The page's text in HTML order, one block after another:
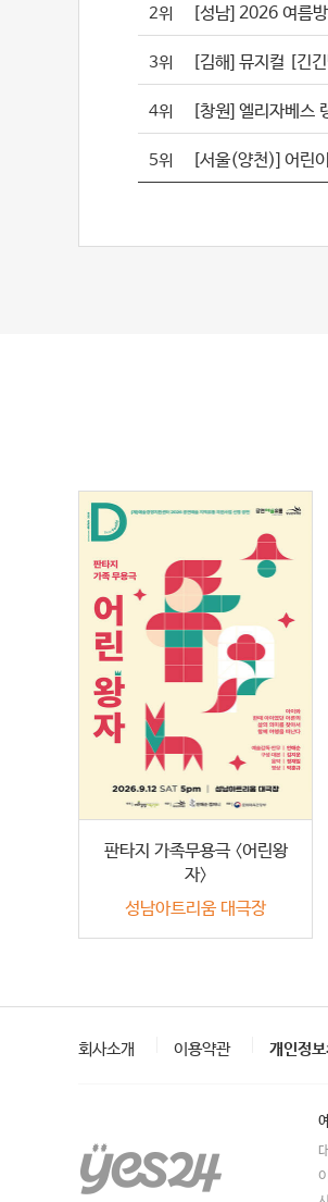
2위 [성남] 2026 여름
3위 [김해] 뮤지컬 [긴
4위 [창원] 엘리자베스
5위
판타지 가족무용극 〈어린왕
자〉
성남아트리움 대극장
회사소개 이용약관 개인정